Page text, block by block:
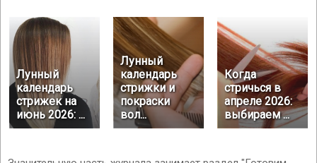
Лунный
календарь
стрижек на
июнь 2026: ...
Лунный
календарь
стрижки и
покраски
вол...
Когда
стричься в
апреле 2026:
выбираем ...